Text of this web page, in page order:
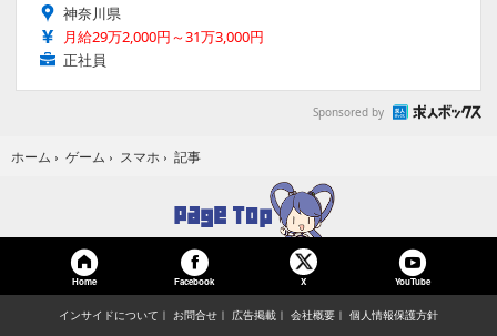
神奈川県
月給29万2,000円～31万3,000円
正社員
Sponsored by
ホーム › ゲーム › スマホ › 記事
Home Facebook X YouTube
インサイドについて お問合せ 広告掲載 会社概要 個人情報保護方針